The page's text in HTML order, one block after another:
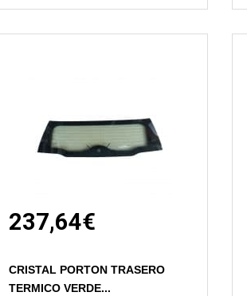
237,64€
CRISTAL PORTON TRASERO
TERMICO VERDE...